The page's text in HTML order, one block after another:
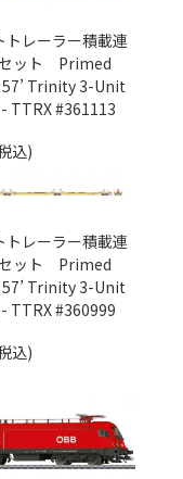
トレーラー積載連
ット Primed
Trinity 3-Unit
TTRX #361113
込)
トレーラー積載連
ット Primed
Trinity 3-Unit
TTRX #360999
込)